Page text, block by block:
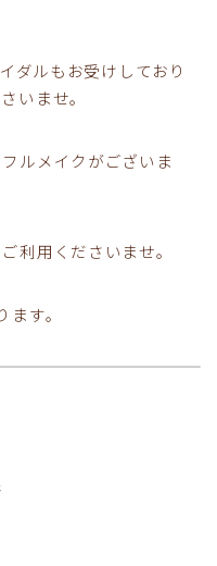
ダルもお受けしており
いませ。
ルメイクがございま
利用くださいませ。
す。